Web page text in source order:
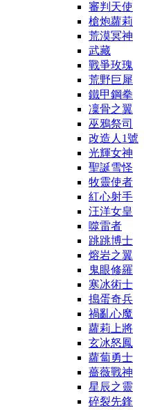
審判天使
槍炮蘿莉
荒漠冥神
武藏
戰爭玫瑰
荒野巨犀
鐵甲鋼拳
凜骨之翼
巫鴉祭司
改造人1號
光輝女神
聖誕雪怪
牧靈使者
紅心射手
汪洋女皇
噬雷者
跳跳博士
熔岩之翼
鬼眼修羅
寒冰術士
搗蛋奇兵
禍亂心魔
蘿莉上將
玄冰怒鳳
蘿蔔勇士
薔薇戰神
星辰之靈
碎裂先鋒